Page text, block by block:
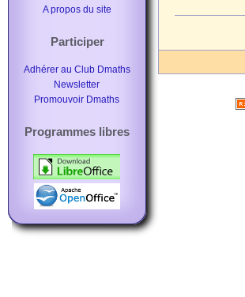
A propos du site
Participer
Adhérer au Club Dmaths
Newsletter
Promouvoir Dmaths
Programmes libres